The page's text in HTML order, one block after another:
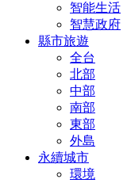
智能生活
智慧政府
縣市旅遊
全台
北部
中部
南部
東部
外島
永續城市
環境